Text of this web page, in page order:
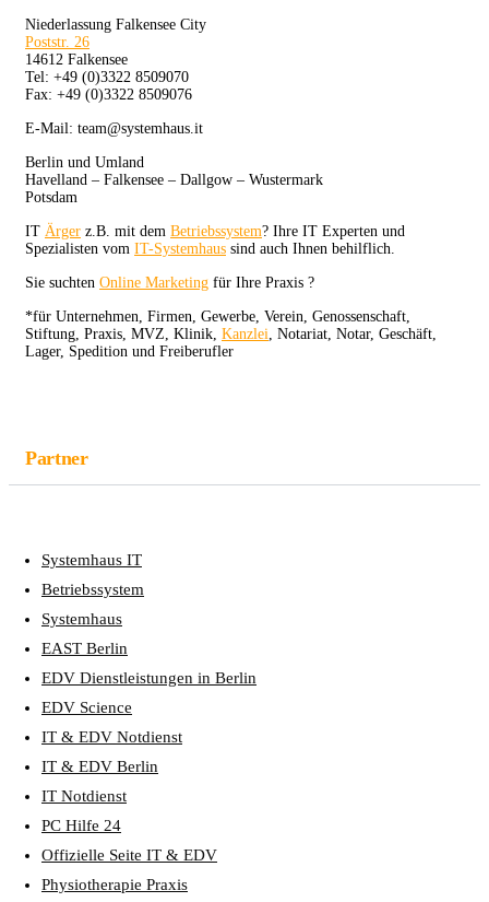
Niederlassung Falkensee City
Poststr. 26
14612 Falkensee
Tel: +49 (0)3322 8509070
Fax: +49 (0)3322 8509076
E-Mail: team@systemhaus.it
Berlin und Umland
Havelland – Falkensee – Dallgow – Wustermark
Potsdam
IT Ärger z.B. mit dem Betriebssystem? Ihre IT Experten und
Spezialisten vom IT-Systemhaus sind auch Ihnen behilflich.
Sie suchten Online Marketing für Ihre Praxis ?
*für Unternehmen, Firmen, Gewerbe, Verein, Genossenschaft,
Stiftung, Praxis, MVZ, Klinik, Kanzlei , Notariat, Notar, Geschäft,
Lager, Spedition und Freiberufler
Partner
Systemhaus IT
Betriebssystem
Systemhaus
EAST Berlin
EDV Dienstleistungen in Berlin
EDV Science
IT & EDV Notdienst
IT & EDV Berlin
IT Notdienst
PC Hilfe 24
Offizielle Seite IT & EDV
Physiotherapie Praxis